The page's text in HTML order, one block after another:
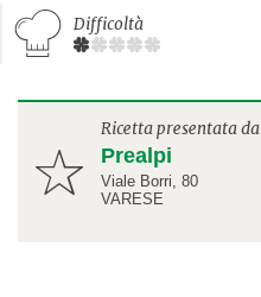
Difficoltà
Ricetta presentata da
Prealpi
Viale Borri, 80
VARESE